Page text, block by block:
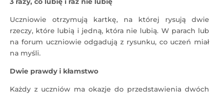
Uczniowie otrzymują kartkę, na której rysują dwie
rzeczy, które lubią i jedną, która nie lubią. W parach lub
na forum uczniowie odgadują z rysunku, co uczeń miał
na myśli.
Dwie prawdy i kłamstwo
Każdy z uczniów ma okazje do przedstawienia dwóch